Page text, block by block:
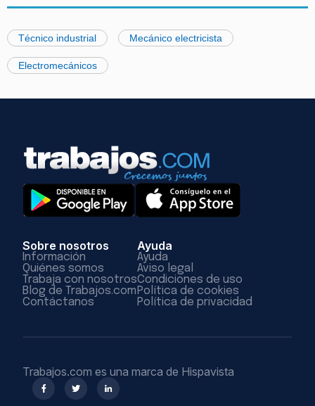
Técnico industrial Mecánico electricista
Electromecánicos
Sobre nosotros
Información
Quiénes somos
Trabaja con nosotros
Blog de Trabajos.com
Contáctanos
Ayuda
Ayuda
Aviso legal
Condiciones de uso
Política de cookies
Política de privacidad
Trabajos.com es una marca de Hispavista